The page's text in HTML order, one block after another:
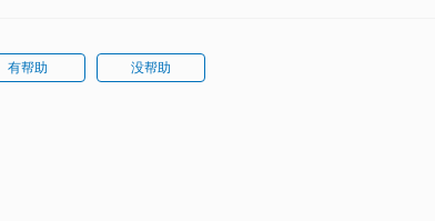
有帮助 没帮助